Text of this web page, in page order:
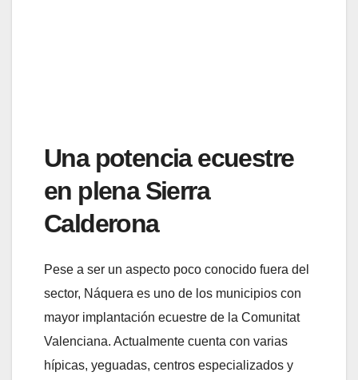
Una potencia ecuestre
en plena Sierra
Calderona
Pese a ser un aspecto poco conocido fuera del
sector, Náquera es uno de los municipios con
mayor implantación ecuestre de la Comunitat
Valenciana. Actualmente cuenta con varias
hípicas, yeguadas, centros especializados y